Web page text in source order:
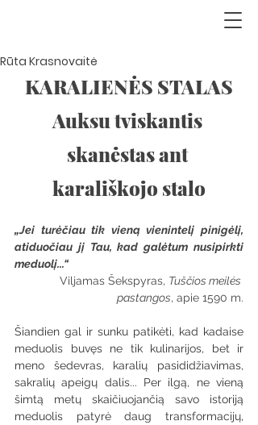
Rūta Krasnovaitė
KARALIENĖS STALAS
Auksu tviskantis
skanėstas ant
karališkojo stalo
„Jei turėčiau tik vieną vienintelį pinigėlį,
atiduočiau jį Tau, kad galėtum nusipirkti
meduolį...“
Viljamas Šekspyras, Tuščios meilės
pastangos, apie 1590 m.
Šiandien gal ir sunku patikėti, kad kadaise
meduolis buvęs ne tik kulinarijos, bet ir
meno šedevras, karalių pasididžiavimas,
sakralių apeigų dalis... Per ilgą, ne vieną
šimtą metų skaičiuojančią savo istoriją
meduolis patyrė daug transformacijų,